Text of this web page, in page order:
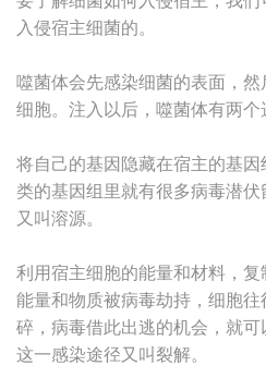
入侵宿主细菌的。
噬菌体会先感染细菌的表面，
细胞。注入以后，噬菌体有两个
将自己的基因隐藏在宿主的基
类的基因组里就有很多病毒潜
又叫溶源。
利用宿主细胞的能量和材料，
能量和物质被病毒劫持，细胞
碎，病毒借此出逃的机会，就可
这一感染途径又叫裂解。